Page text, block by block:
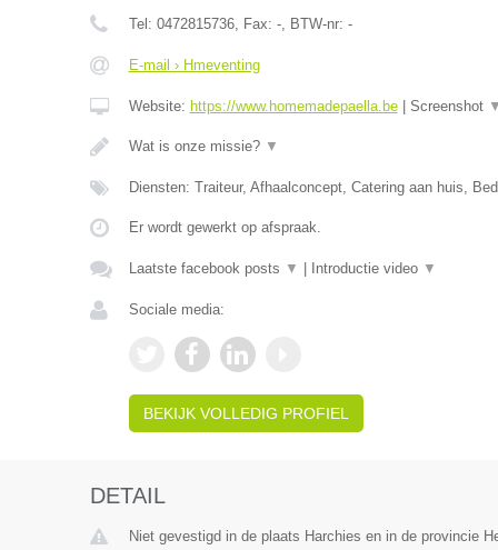
Tel: 0472815736, Fax: -, BTW-nr: -
E-mail › Hmeventing
Website: https://www.homemadepaella.be| Screenshot ▼
Wat is onze missie? ▼
Diensten: Traiteur, Afhaalconcept, Catering aan huis,
Er wordt gewerkt op afspraak.
Laatste facebook posts ▼ Introductie video ▼
Sociale media:
BEKIJK VOLLEDIG PROFIEL
DETAIL
Niet gevestigd in de plaats Harchies en in de provincie